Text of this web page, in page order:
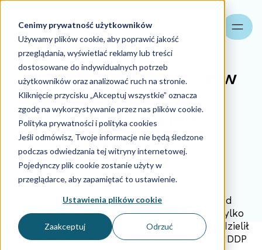
Cenimy prywatność użytkowników
Używamy plików cookie, aby poprawić jakość
przeglądania, wyświetlać reklamy lub treści
dostosowane do indywidualnych potrzeb
użytkowników oraz analizować ruch na stronie.
Kliknięcie przycisku „Akceptuj wszystkie” oznacza
zgodę na wykorzystywanie przez nas plików cookie.
Polityka prywatności i polityka cookies
Jeśli odmówisz, Twoje informacje nie będą śledzone
podczas odwiedzania tej witryny internetowej.
Pojedynczy plik cookie zostanie użyty w
przeglądarce, aby zapamiętać to ustawienie.
Ustawienia plików cookie
Zaakceptuj Odrzuć
Procesowe podejście w
zarządzaniu
outsourcingiem
księgowości
08.06.2020
Czym różni się zarządzanie procesowe od
klasycznego zarządzania organizacją? To tylko
jedno z wielu pytań na które odpowiedzi udzielił
Szymon Churski, Partner Zarządzający w MDDP